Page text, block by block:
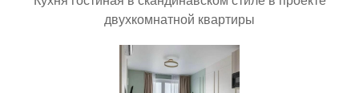
двухкомнатной квартиры